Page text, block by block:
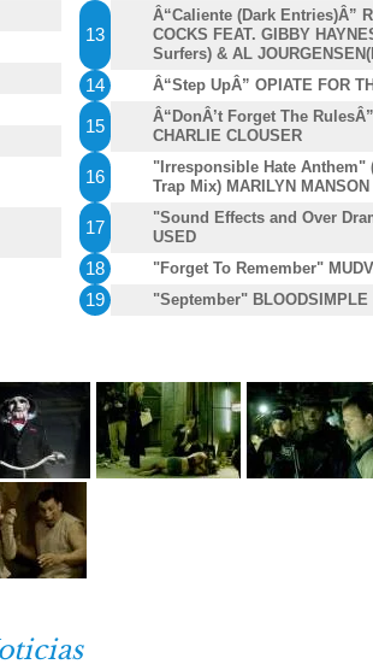
13
Â“Caliente (Dark Entries)Â”
COCKS FEAT. GIBBY
Surfers) & AL
14 Â“Step UpÂ” OPIATE FOR
15
Â“DonÂ’t Forget The
CHARLIE CLOUSER
16
"Irresponsible Hate Anthem"
Trap Mix) MARILYN MANSON
17
"Sound Effects and Over
USED
18 "Forget To Remember"
19 "September" BLOODSIMPLE